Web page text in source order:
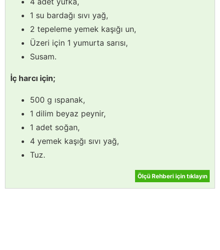
1 su bardağı sıvı yağ,
2 tepeleme yemek kaşığı un,
Üzeri için 1 yumurta sarısı,
Susam.
İç harcı için;
500 g ıspanak,
1 dilim beyaz peynir,
1 adet soğan,
4 yemek kaşığı sıvı yağ,
Tuz.
Ölçü Rehberi için tıklayın